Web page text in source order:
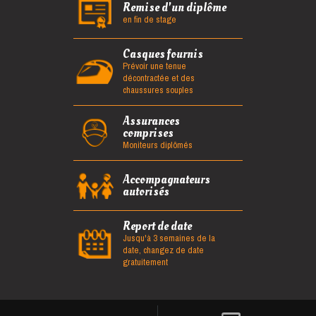
Remise d'un diplôme
en fin de stage
Casques fournis
Prévoir une tenue
décontractée et des
chaussures souples
Assurances
comprises
Moniteurs diplômés
Accompagnateurs
autorisés
Report de date
Jusqu'à 3 semaines de la
date, changez de date
gratuitement